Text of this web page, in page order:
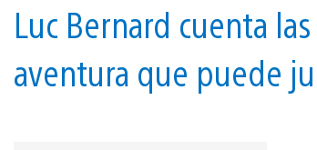
Luc Bernard cuenta
aventura que puede